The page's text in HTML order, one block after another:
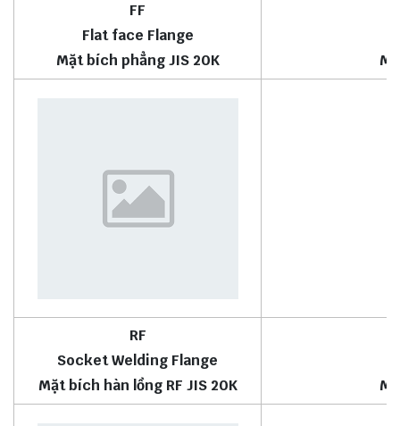
FF
Flat face Flange
Mặt bích phẳng JIS 20K
RF
Socket Welding Flange
Mặt bích hàn lồng RF JIS 20K